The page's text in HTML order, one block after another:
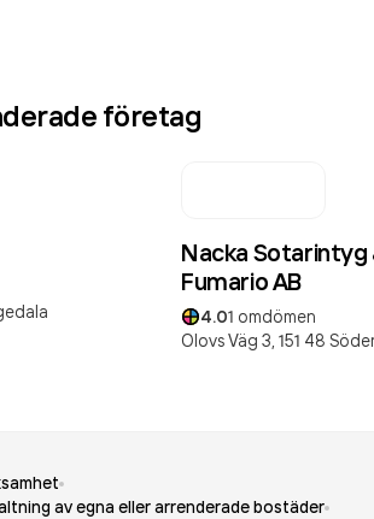
företag
Nacka Sotarintyg
Fumario AB
4.01 omdömen
Olovs Väg 3, 151 48
av egna eller arrenderade bostäder